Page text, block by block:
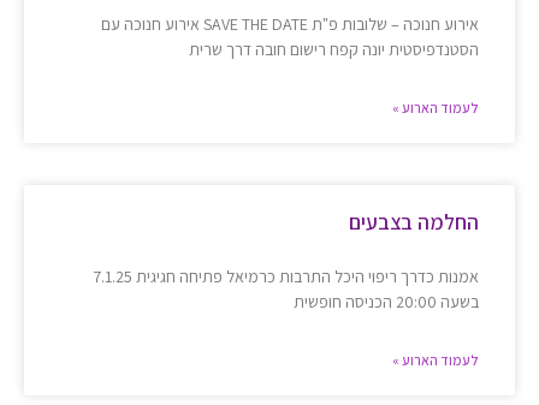
אירוע חנוכה – שלובות פ"ת SAVE THE DATE אירוע חנוכה עם
הסטנדפיסטית יונה קפח רישום חובה דרך שרית
לעמוד הארוע »
החלמה בצבעים
אמנות כדרך ריפוי היכל התרבות כרמיאל פתיחה חגיגית 7.1.25
בשעה 20:00 הכניסה חופשית
לעמוד הארוע »